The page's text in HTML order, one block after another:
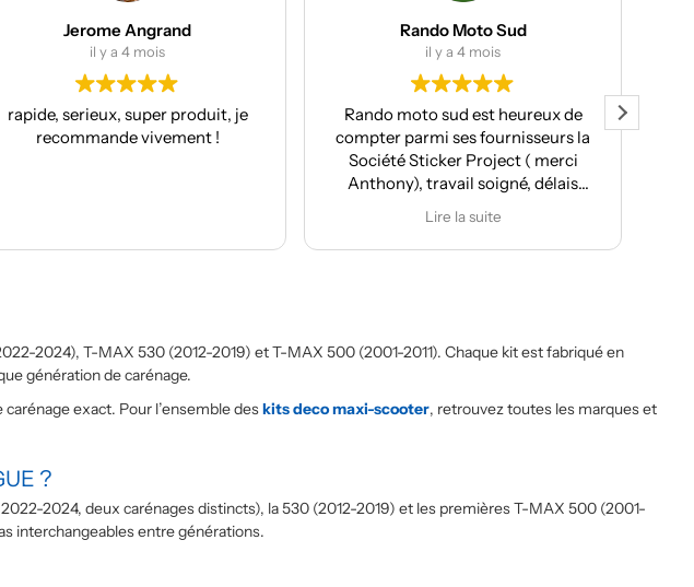
Jerome Angrand
il y a 4 mois
rapide, serieux, super produit, je
recommande vivement !
Rando Moto Sud
il y a 4 mois
Rando moto sud est heureux de
compter parmi ses fournisseurs la
Société Sticker Project ( merci
Anthony), travail soigné, délais
respectés et pour moi souvent le
proposition de design
ma Moto Morini X-cape 650, j'ai
confié le développement des kit
Rally. Le résultat est juste
Une société pour le covering de vos
Lire la suite
2024), T-MAX 530 (2012-2019) et T-MAX 500 (2001-2011). Chaque kit est fabriqué en
génération de carénage.
exact. Pour l’ensemble deskits deco maxi-scooter, retrouvez toutes les marques et
?
2024, deux carénages distincts), la 530 (2012-2019) et les premières T-MAX 500 (2001-
interchangeables entre générations.